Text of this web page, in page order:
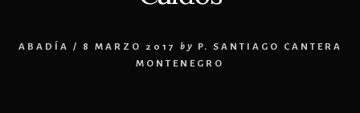
ABADÍA / 8 MARZO 2017 by
P. SANTIAGO CANTERA
MONTENEGRO